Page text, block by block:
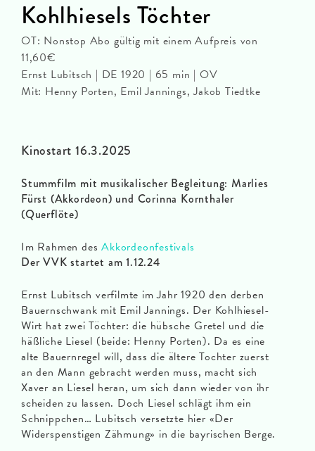
Kinostart 16.3.2025
Stummfilm mit musikalischer Begleitung: Marlies
Fürst (Akkordeon) und Corinna Kornthaler
(Querflöte)
Im Rahmen desAkkordeonfestivals
Der VVK startet am 1.12.24
Ernst Lubitsch verfilmte im Jahr 1920 den derben
Bauernschwank mit Emil Jannings. Der Kohlhiesel-
Wirt hat zwei Töchter: die hübsche Gretel und die
häßliche Liesel (beide: Henny Porten). Da es eine
alte Bauernregel will, dass die ältere Tochter zuerst
an den Mann gebracht werden muss, macht sich
Xaver an Liesel heran, um sich dann wieder von ihr
scheiden zu lassen. Doch Liesel schlägt ihm ein
Schnippchen… Lubitsch versetzte hier «Der
Widerspenstigen Zähmung» in die bayrischen Berge.
Kohlhiesels Töchter
OT: Nonstop Abo gültig mit einem Aufpreis von
11,60€
Ernst Lubitsch | DE 1920 | 65 min | OV
Mit: Henny Porten, Emil Jannings, Jakob Tiedtke